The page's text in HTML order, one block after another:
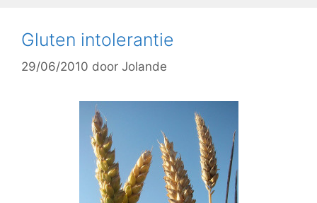
Gluten intolerantie
29/06/2010 door Jolande